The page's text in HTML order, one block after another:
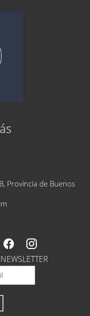
Provincia de Buenos